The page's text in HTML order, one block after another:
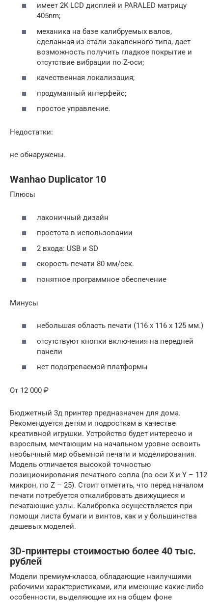
имеет 2K LCD дисплей и PARALED матрицу
405nm;
механика на базе калибруемых валов,
сделанная из стали закаленного типа, дает
возможность получить гладкое покрытие и
отсутствие вибрации по Z-оси;
качественная локализация;
продуманный интерфейс;
простое управление.
Недостатки:
не обнаружены.
Wanhao Duplicator 10
Плюсы
лаконичный дизайн
простота в использовании
2 входа: USB и SD
скорость печати 80 мм/сек.
понятное программное обеспечение
Минусы
небольшая область печати (116 x 116 x 125 мм.)
отсутствуют кнопки включения на передней
панели
нет подогреваемой платформы
От 12 000 ₽
Бюджетный 3д принтер предназначен для дома.
Рекомендуется детям и подросткам в качестве
креативной игрушки. Устройство будет интересно и
взрослым, мечтающим на начальном уровне освоить
необычный мир объемной печати и моделирования.
Модель отличается высокой точностью
позиционирования печатного сопла (по оси X и Y – 112
микрон, по Z – 25). Стоит отметить, что перед началом
печати потребуется откалибровать движущиеся и
печатающие узлы. Калибровка осуществляется при
помощи листа бумаги и винтов, как и у большинства
дешевых моделей.
3D-принтеры стоимостью более 40 тыс.
рублей
Модели премиум-класса, обладающие наилучшими
рабочими характеристиками, или имеющие какие-либо
особенности, выделяющие их на общем фоне